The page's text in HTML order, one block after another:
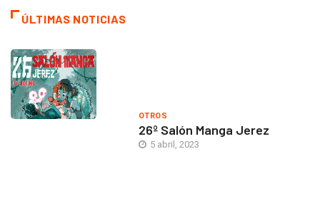
ÚLTIMAS NOTICIAS
OTROS
26º Salón Manga Jerez
5 abril, 2023